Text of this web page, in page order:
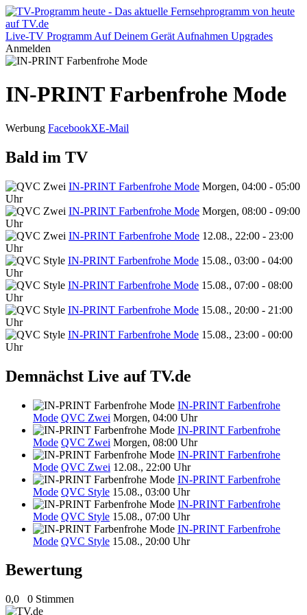
Live-TV Programm Auf Deinem Gerät Aufnahmen Upgrades
Anmelden
IN-PRINT Farbenfrohe Mode
Werbung FacebookXE-Mail
Bald im TV
IN-PRINT Farbenfrohe Mode Morgen, 04:00 - 05:00
Uhr
IN-PRINT Farbenfrohe Mode Morgen, 08:00 - 09:00
Uhr
IN-PRINT Farbenfrohe Mode 12.08., 22:00 - 23:00
Uhr
IN-PRINT Farbenfrohe Mode 15.08., 03:00 - 04:00
Uhr
IN-PRINT Farbenfrohe Mode 15.08., 07:00 - 08:00
Uhr
IN-PRINT Farbenfrohe Mode 15.08., 20:00 - 21:00
Uhr
IN-PRINT Farbenfrohe Mode 15.08., 23:00 - 00:00
Uhr
Demnächst Live auf TV.de
IN-PRINT Farbenfrohe
Mode QVC Zwei Morgen, 04:00 Uhr
IN-PRINT Farbenfrohe
Mode QVC Zwei Morgen, 08:00 Uhr
IN-PRINT Farbenfrohe
Mode QVC Zwei 12.08., 22:00 Uhr
IN-PRINT Farbenfrohe
Mode QVC Style 15.08., 03:00 Uhr
IN-PRINT Farbenfrohe
Mode QVC Style 15.08., 07:00 Uhr
IN-PRINT Farbenfrohe
Mode QVC Style 15.08., 20:00 Uhr
Bewertung
0,0 0 Stimmen